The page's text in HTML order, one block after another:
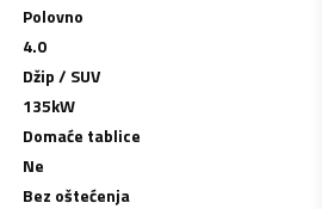
Polovno
4.0
Džip / SUV
135kW
Domaće tablice
Ne
Bez oštećenja